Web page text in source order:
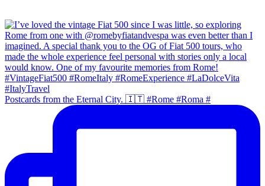
Postcards from the Eternal City. 🇮🇹 #Rome #Roma #